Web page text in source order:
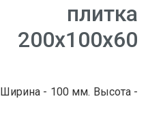
плитка
- 100 мм. Высота -